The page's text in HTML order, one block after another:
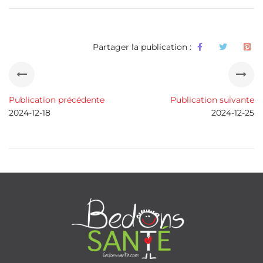
Partager la publication :
Publication précédente
2024-12-18
Publication suivante
2024-12-25